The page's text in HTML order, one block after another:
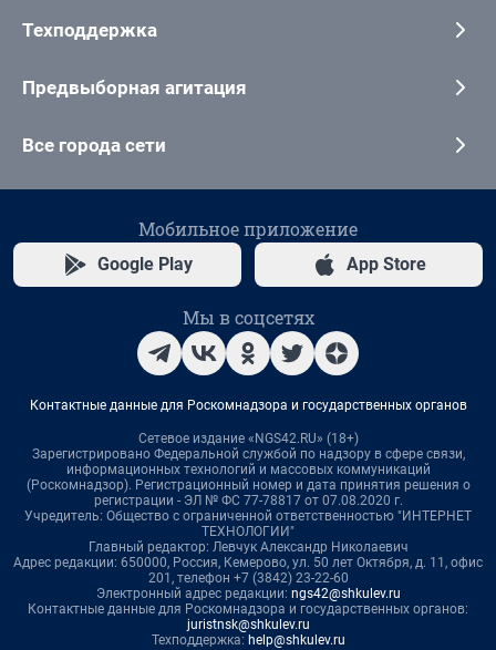
Техподдержка
Предвыборная агитация
Все города сети
Мобильное приложение
Google Play App Store
Мы в соцсетях
Контактные данные для Роскомнадзора и государственных органов
Сетевое издание «NGS42.RU» (18+)
Зарегистрировано Федеральной службой по надзору в сфере связи,
информационных технологий и массовых коммуникаций
(Роскомнадзор). Регистрационный номер и дата принятия решения о
регистрации - ЭЛ № ФС 77-78817 от 07.08.2020 г.
Учредитель: Общество с ограниченной ответственностью "ИНТЕРНЕТ
ТЕХНОЛОГИИ"
Главный редактор: Левчук Александр Николаевич
Адрес редакции: 650000, Россия, Кемерово, ул. 50 лет Октября, д. 11, офис
201, телефон +7 (3842) 23-22-60
Электронный адрес редакции: ngs42@shkulev.ru
Контактные данные для Роскомнадзора и государственных органов:
juristnsk@shkulev.ru
Техподдержка: help@shkulev.ru